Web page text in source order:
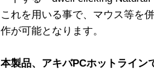
これを用いる事で、マウス等を
作が可能となります。
本製品、アキバPCホットライン